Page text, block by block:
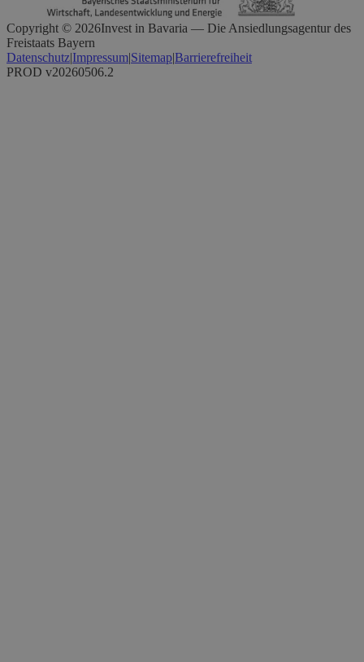
Copyright © 2026Invest in Bavaria — Die Ansiedlungsagentur des
Freistaats Bayern
Datenschutz|Impressum|Sitemap|Barrierefreiheit
PROD v20260506.2